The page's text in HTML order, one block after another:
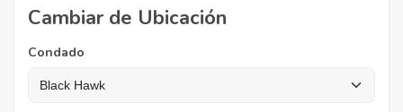
Cambiar de Ubicación
Condado